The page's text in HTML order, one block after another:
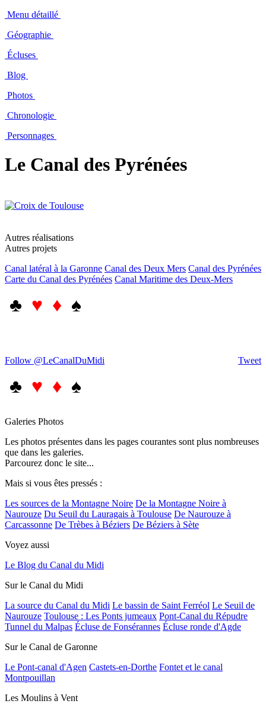
Menu détaillé
Géographie
Écluses
Blog
Photos
Chronologie
Personnages
Le Canal des Pyrénées
Autres réalisations
Autres projets
Canal latéral à la Garonne Canal des Deux Mers Canal des Pyrénées
Carte du Canal des Pyrénées Canal Maritime des Deux-Mers
♣ ♥ ♦ ♠
Tweet
Follow @LeCanalDuMidi
♣ ♥ ♦ ♠
Galeries Photos
Les photos présentes dans les pages courantes sont plus nombreuses
que dans les galeries.
Parcourez donc le site...
Mais si vous êtes pressés :
Les sources de la Montagne Noire De la Montagne Noire à
Naurouze Du Seuil du Lauragais à Toulouse De Naurouze à
Carcassonne De Trèbes à Béziers De Béziers à Sète
Voyez aussi
Le Blog du Canal du Midi
Sur le Canal du Midi
La source du Canal du Midi Le bassin de Saint Ferréol Le Seuil de
Naurouze Toulouse : Les Ponts jumeaux Pont-Canal du Répudre
Tunnel du Malpas Écluse de Fonsérannes Écluse ronde d'Agde
Sur le Canal de Garonne
Le Pont-canal d'Agen Castets-en-Dorthe Fontet et le canal
Montpouillan
Les Moulins à Vent